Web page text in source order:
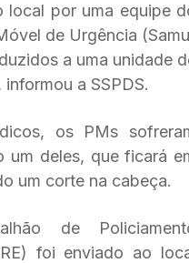
local por uma equipe
de Urgência
a uma unidade
a SSPDS.
os PMs
um deles, que ficará
um corte na cabeça.
de
foi enviado ao